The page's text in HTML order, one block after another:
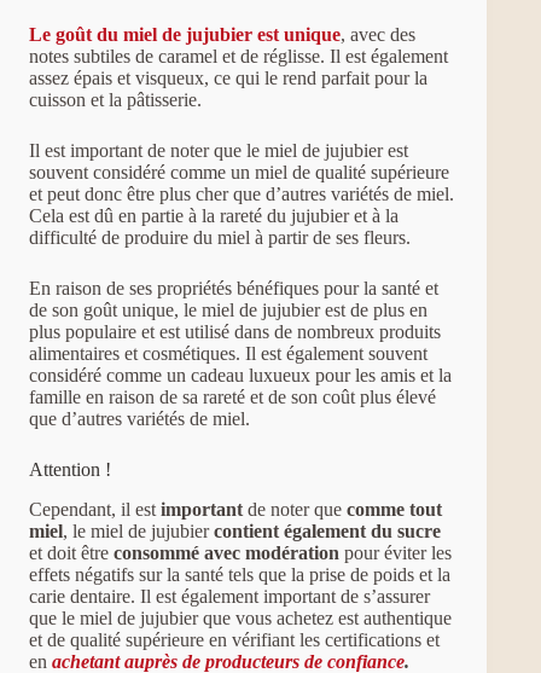
Le goût du miel de jujubier est unique, avec des
notes subtiles de caramel et de réglisse. Il est également
assez épais et visqueux, ce qui le rend parfait pour la
cuisson et la pâtisserie.
Il est important de noter que le miel de jujubier est
souvent considéré comme un miel de qualité supérieure
et peut donc être plus cher que d’autres variétés de miel.
Cela est dû en partie à la rareté du jujubier et à la
difficulté de produire du miel à partir de ses fleurs.
En raison de ses propriétés bénéfiques pour la santé et
de son goût unique, le miel de jujubier est de plus en
plus populaire et est utilisé dans de nombreux produits
alimentaires et cosmétiques. Il est également souvent
considéré comme un cadeau luxueux pour les amis et la
famille en raison de sa rareté et de son coût plus élevé
que d’autres variétés de miel.
Attention !
Cependant, il est important de noter que comme tout
miel, le miel de jujubiercontient également du sucre
et doit être consommé avec modération pour éviter les
effets négatifs sur la santé tels que la prise de poids et la
carie dentaire. Il est également important de s’assurer
que le miel de jujubier que vous achetez est authentique
et de qualité supérieure en vérifiant les certifications et
en achetant auprès de producteurs de confiance.